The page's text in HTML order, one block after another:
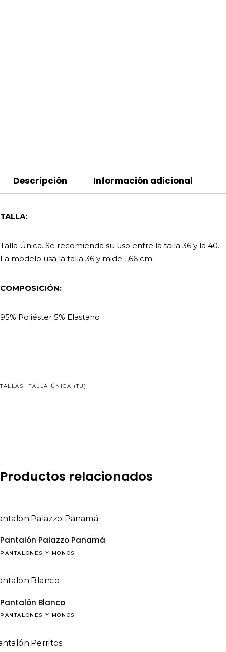
Descripción Información adicional
TALLA:
Talla Única. Se recomienda su uso entre la talla 36 y la 40.
La modelo usa la talla 36 y mide 1,66 cm.
COMPOSICIÓN:
95% Poliéster 5% Elastano
TALLAS TALLA ÚNICA (TU)
Productos relacionados
Pantalón Palazzo Panamá
PANTALONES Y MONOS
Pantalón Blanco
PANTALONES Y MONOS